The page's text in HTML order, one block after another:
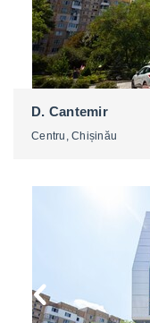
D. Cantemir
Centru, Chișinău